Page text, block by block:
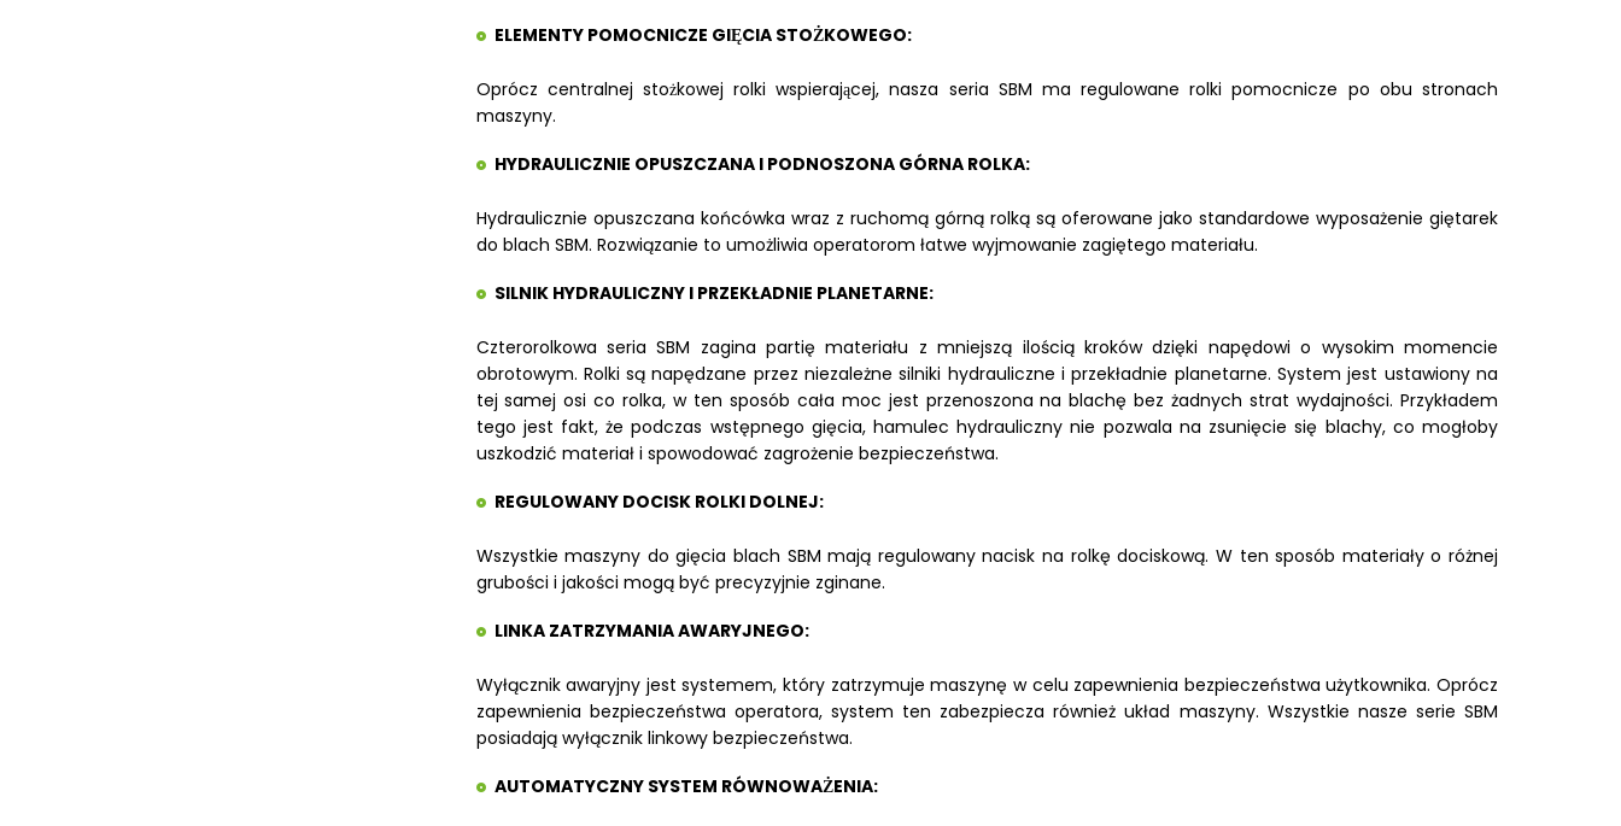
ELEMENTY POMOCNICZE GIĘCIA STOŻKOWEGO:
Oprócz centralnej stożkowej rolki wspierającej, nasza seria SBM ma regulowane rolki pomocnicze po obu stronach
maszyny.
HYDRAULICZNIE OPUSZCZANA I PODNOSZONA GÓRNA ROLKA:
Hydraulicznie opuszczana końcówka wraz z ruchomą górną rolką są oferowane jako standardowe wyposażenie giętarek
do blach SBM. Rozwiązanie to umożliwia operatorom łatwe wyjmowanie zagiętego materiału.
SILNIK HYDRAULICZNY I PRZEKŁADNIE PLANETARNE:
Czterorolkowa seria SBM zagina partię materiału z mniejszą ilością kroków dzięki napędowi o wysokim momencie
obrotowym. Rolki są napędzane przez niezależne silniki hydrauliczne i przekładnie planetarne. System jest ustawiony na
tej samej osi co rolka, w ten sposób cała moc jest przenoszona na blachę bez żadnych strat wydajności. Przykładem
tego jest fakt, że podczas wstępnego gięcia, hamulec hydrauliczny nie pozwala na zsunięcie się blachy, co mogłoby
uszkodzić materiał i spowodować zagrożenie bezpieczeństwa.
REGULOWANY DOCISK ROLKI DOLNEJ:
Wszystkie maszyny do gięcia blach SBM mają regulowany nacisk na rolkę dociskową. W ten sposób materiały o różnej
grubości i jakości mogą być precyzyjnie zginane.
LINKA ZATRZYMANIA AWARYJNEGO:
Wyłącznik awaryjny jest systemem, który zatrzymuje maszynę w celu zapewnienia bezpieczeństwa użytkownika. Oprócz
zapewnienia bezpieczeństwa operatora, system ten zabezpiecza również układ maszyny. Wszystkie nasze serie SBM
posiadają wyłącznik linkowy bezpieczeństwa.
AUTOMATYCZNY SYSTEM RÓWNOWAŻENIA: